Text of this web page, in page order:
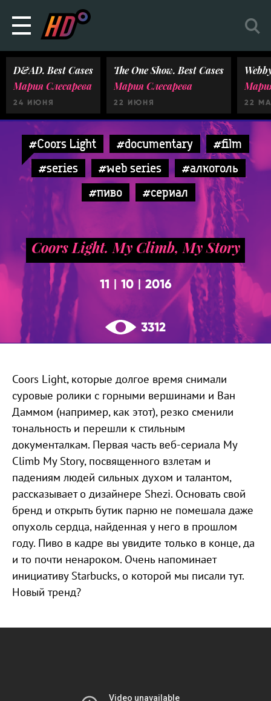
D&AD. Best Cases
Мария Слесарева
24 ИЮНЯ
The One Show. Best Cases
Мария Слесарева
22 ИЮНЯ 22
#Coors Light #documentary
#film
#series
#web series
#алкоголь
#пиво
#сериал
Coors Light. My Climb, My Story
11 10 |2016
3312
Coors Light, которые долгое время снимали
суровые ролики с горными вершинами и Ван
Даммом (например, как этот), резко сменили
тональность и перешли к стильным
документалкам. Первая часть веб-сериала My
Climb My Story, посвященного взлетам и
падениям людей сильных духом и талантом,
рассказывает о дизайнере Shezi. Основать свой
бренд и открыть бутик парню не помешала даже
опухоль сердца, найденная у него в прошлом
году. Пиво в кадре вы увидите только в конце, да
и то почти ненароком. Очень напоминает
инициативу Starbucks, о которой мы писали тут.
Новый тренд?